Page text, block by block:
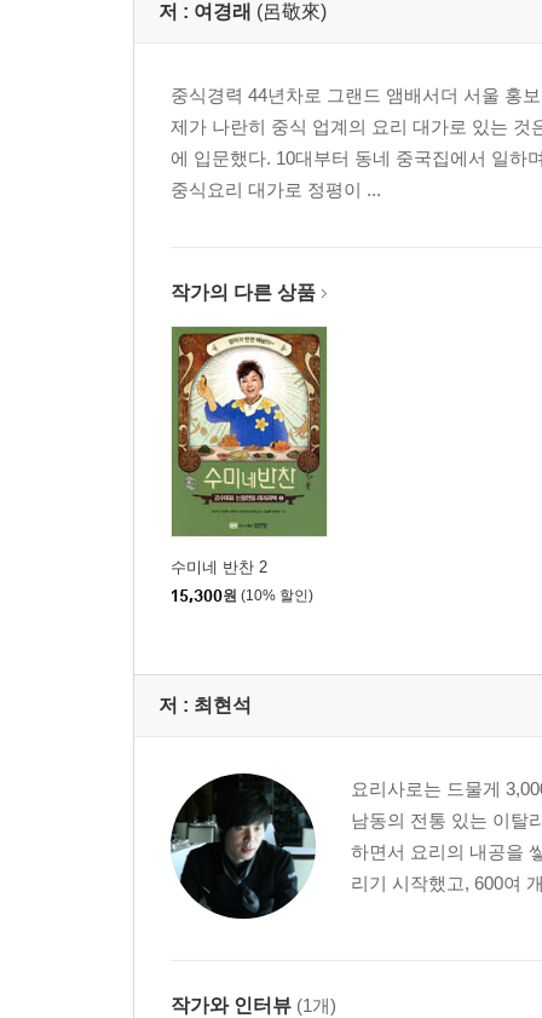
저 : 여경래 (呂敬來)
중식경력 44년차로 그랜드 앰배서더 서울 홍
제가 나란히 중식 업계의 요리 대가로 있는
에 입문했다. 10대부터 동네 중국집에서 일하
중식요리 대가로 정평이 ...
작가의 다른 상품
수미네 반찬 2
15,300원 (10% 할인)
저 : 최현석
요리사로는 드물게
남동의 전통 있는 이탈
하면서 요리의 내공을
리기 시작했고, 600여
작가와 인터뷰 (1개)